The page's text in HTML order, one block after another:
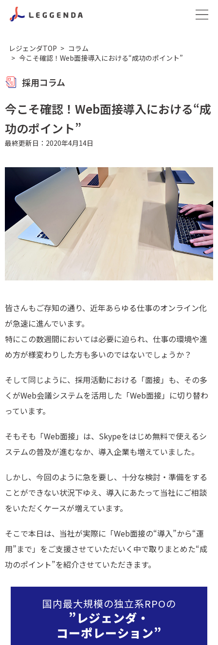
レジェンダTOP
コラム
今こそ確認！Web面接導入における“成功のポイント”
採用コラム
今こそ確認！Web面接導入における“成
功のポイント”
最終更新日：2020年4月14日
皆さんもご存知の通り、近年あらゆる仕事のオンライン化
が急速に進んでいます。
特にこの数週間においては必要に迫られ、仕事の環境や進
め方が様変わりした方も多いのではないでしょうか？
そして同じように、採用活動における「面接」も、その多
くがWeb会議システムを活用した「Web面接」に切り替わ
っています。
そもそも「Web面接」は、Skypeをはじめ無料で使えるシ
ステムの普及が進むなか、導入企業も増えていました。
しかし、今回のように急を要し、十分な検討・準備をする
ことができない状況下ゆえ、導入にあたって当社にご相談
をいただくケースが増えています。
そこで本日は、当社が実際に「Web面接の“導入”から“運
用”まで」をご支援させていただいく中で取りまとめた“成
功のポイント”を紹介させていただきます。
国内最大規模の独立系RPOの
”レジェンダ・
コーポレーション”